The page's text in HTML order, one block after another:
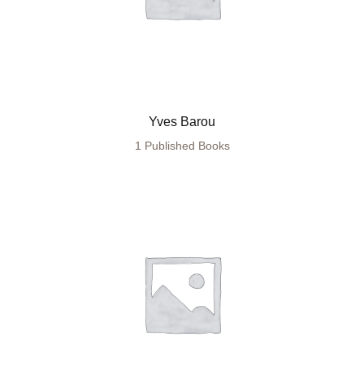
Yves Barou
1 Published Books